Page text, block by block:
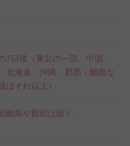
7日後（東北の一部、中国、
北海道、沖縄、郡部・離島な
はそれ以上）
島や郡部は除く。